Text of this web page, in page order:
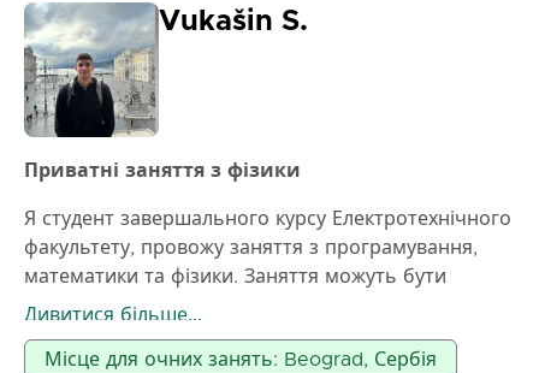
Vukašin S.
Приватні заняття з фізики
Я студент завершального курсу Електротехнічного
факультету, провожу заняття з програмування,
математики та фізики. Заняття можуть бути
онлайн або очно, залежно від домовленості
Дивитися більше...
Місце для очних занять: Beograd, Сербія